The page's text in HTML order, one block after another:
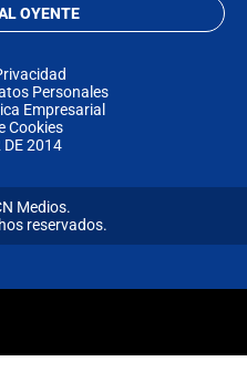
OYENTE
Personales
Empresarial
Cookies
DE 2014
Medios.
reservados.